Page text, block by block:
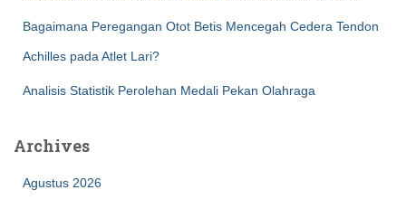
Bagaimana Peregangan Otot Betis Mencegah Cedera Tendon
Achilles pada Atlet Lari?
Analisis Statistik Perolehan Medali Pekan Olahraga
Archives
Agustus 2026